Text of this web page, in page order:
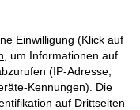
SALE
mit
Streifen
9,95CHF 28,95 -65%
Einwilligung (Klick auf
, um Informationen auf
(IP-Adresse,
Kennungen). Die
auf Drittseiten